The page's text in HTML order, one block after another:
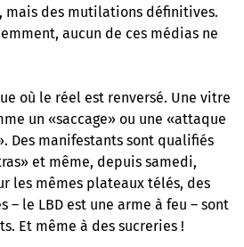
mais des mutilations définitives.
aucun de ces médias ne
où le réel est renversé. Une vitre
un «saccage» ou une «attaque
Des manifestants sont qualifiés
et même, depuis samedi,
les mêmes plateaux télés, des
– le LBD est une arme à feu – sont
Et même à des sucreries !